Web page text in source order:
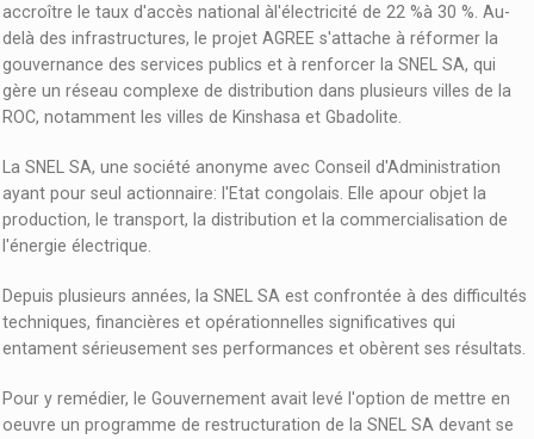
accroître le taux d'accès national àl'électricité de 22 %à 30 %. Au-
delà des infrastructures, le projet AGREE s'attache à réformer la
gouvernance des services publics et à renforcer la SNEL SA, qui
gère un réseau complexe de distribution dans plusieurs villes de la
ROC, notamment les villes de Kinshasa et Gbadolite.
La SNEL SA, une société anonyme avec Conseil d'Administration
ayant pour seul actionnaire: l'Etat congolais. Elle apour objet la
production, le transport, la distribution et la commercialisation de
l'énergie électrique.
Depuis plusieurs années, la SNEL SA est confrontée à des difficultés
techniques, financières et opérationnelles significatives qui
entament sérieusement ses performances et obèrent ses résultats.
Pour y remédier, le Gouvernement avait levé l'option de mettre en
oeuvre un programme de restructuration de la SNEL SA devant se